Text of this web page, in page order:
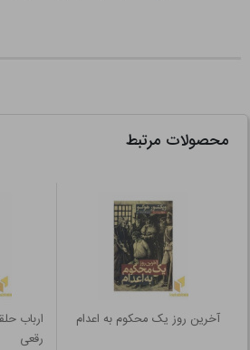
محصولات مرتبط
آخرین روز یک محکوم به اعدام
رقعی